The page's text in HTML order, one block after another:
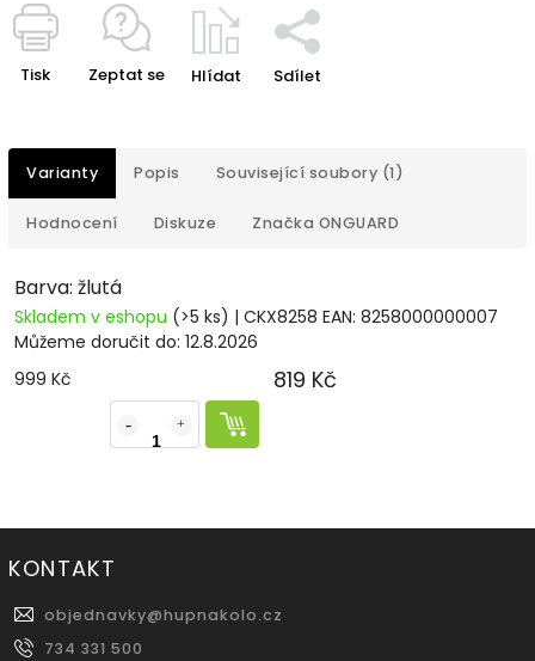
Tisk Zeptat se Hlídat Sdílet
Varianty Popis Související soubory (1)
Hodnocení Diskuze Značka ONGUARD
Barva: žlutá
Skladem v eshopu (>5 ks) | CKX8258 EAN: 8258000000007
Můžeme doručit do: 12.8.2026
999 Kč
819 Kč
KONTAKT
objednavky@hupnakolo.cz
734 331 500